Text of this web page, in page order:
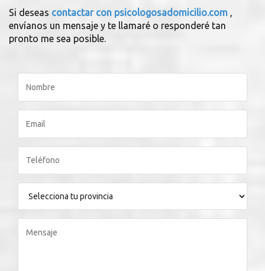
Si deseas contactar con psicologosadomicilio.com ,
envíanos un mensaje y te llamaré o responderé tan
pronto me sea posible.